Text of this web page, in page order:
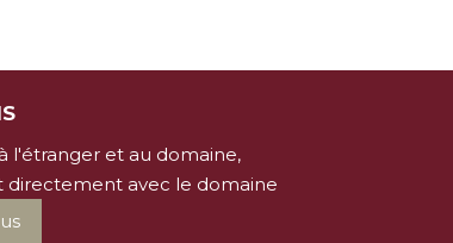
l'étranger et au domaine,
avec le domaine